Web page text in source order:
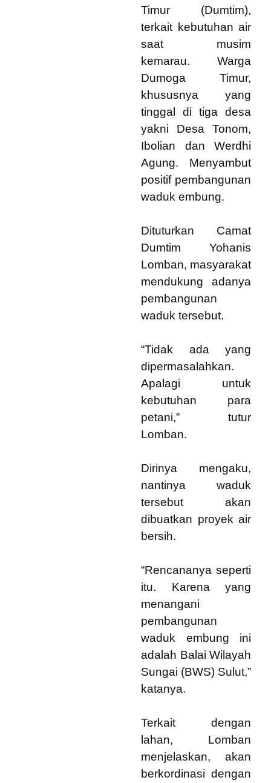
Timur (Dumtim),
terkait kebutuhan air
saat musim
kemarau. Warga
Dumoga Timur,
khususnya yang
tinggal di tiga desa
yakni Desa Tonom,
Ibolian dan Werdhi
Agung. Menyambut
positif pembangunan
waduk embung.
Dituturkan Camat
Dumtim Yohanis
Lomban, masyarakat
mendukung adanya
pembangunan
waduk tersebut.
“Tidak ada yang
dipermasalahkan.
Apalagi untuk
kebutuhan para
petani,” tutur
Lomban.
Dirinya mengaku,
nantinya waduk
tersebut akan
dibuatkan proyek air
bersih.
“Rencananya seperti
itu. Karena yang
menangani
pembangunan
waduk embung ini
adalah Balai Wilayah
Sungai (BWS) Sulut,”
katanya.
Terkait dengan
lahan, Lomban
menjelaskan, akan
berkordinasi dengan